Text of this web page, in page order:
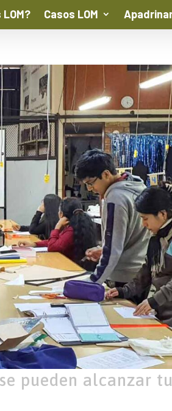
LOM? Casos LOM
pueden alcanzar